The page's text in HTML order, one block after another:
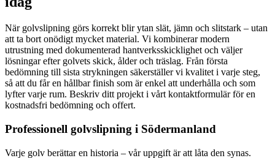
När golvslipning görs korrekt blir ytan slät, jämn och slitstark – utan
att ta bort onödigt mycket material. Vi kombinerar modern
utrustning med dokumenterad hantverksskicklighet och väljer
lösningar efter golvets skick, ålder och träslag. Från första
bedömning till sista strykningen säkerställer vi kvalitet i varje steg,
så att du får en hållbar finish som är enkel att underhålla och som
lyfter varje rum. Beskriv ditt projekt i vårt kontaktformulär för en
kostnadsfri bedömning och offert.
Professionell golvslipning i Södermanland
Varje golv berättar en historia – vår uppgift är att låta den synas.